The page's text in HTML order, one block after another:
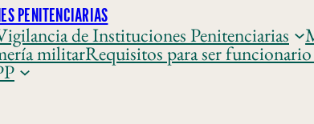
PENITENCIARIAS
de Instituciones Penitenciarias
militarRequisitos para ser